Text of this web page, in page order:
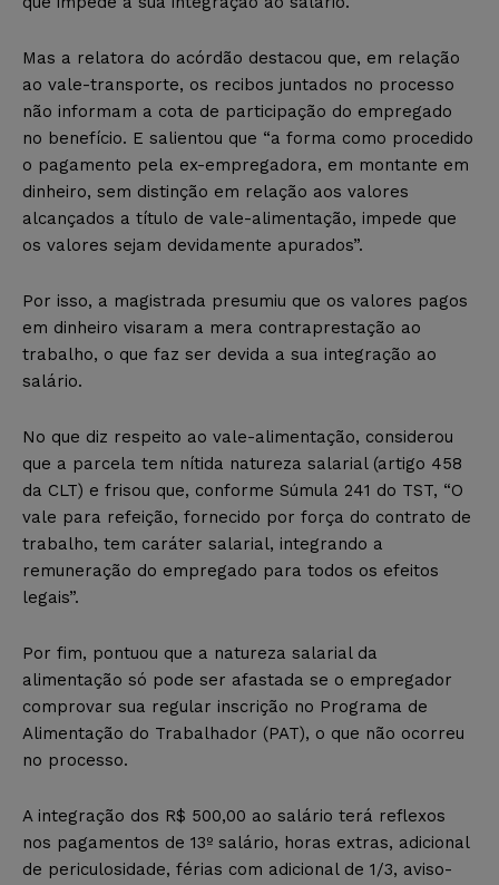
Mas a relatora do acórdão destacou que, em relação
ao vale-transporte, os recibos juntados no processo
não informam a cota de participação do empregado
no benefício. E salientou que “a forma como procedido
o pagamento pela ex-empregadora, em montante em
dinheiro, sem distinção em relação aos valores
alcançados a título de vale-alimentação, impede que
os valores sejam devidamente apurados”.
Por isso, a magistrada presumiu que os valores pagos
em dinheiro visaram a mera contraprestação ao
trabalho, o que faz ser devida a sua integração ao
salário.
No que diz respeito ao vale-alimentação, considerou
que a parcela tem nítida natureza salarial (artigo 458
da CLT) e frisou que, conforme Súmula 241 do TST, “O
vale para refeição, fornecido por força do contrato de
trabalho, tem caráter salarial, integrando a
remuneração do empregado para todos os efeitos
legais”.
Por fim, pontuou que a natureza salarial da
alimentação só pode ser afastada se o empregador
comprovar sua regular inscrição no Programa de
Alimentação do Trabalhador (PAT), o que não ocorreu
no processo.
A integração dos R$ 500,00 ao salário terá reflexos
nos pagamentos de 13º salário, horas extras, adicional
de periculosidade, férias com adicional de 1/3, aviso-